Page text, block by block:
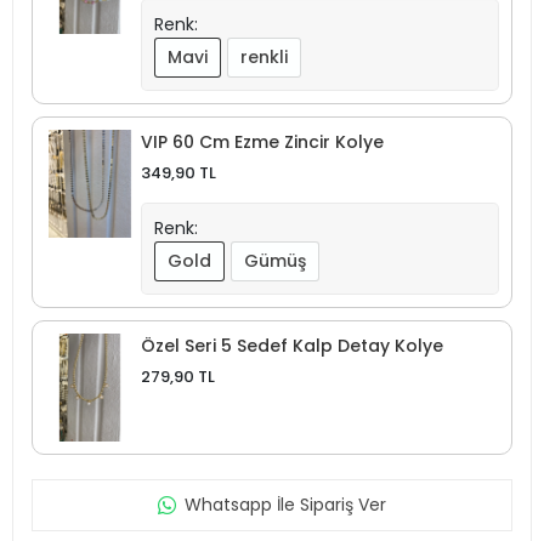
Renk:
Mavi
renkli
VIP 60 Cm Ezme Zincir Kolye
349,90 TL
Renk:
Gold
Gümüş
Özel Seri 5 Sedef Kalp Detay Kolye
279,90 TL
Whatsapp İle Sipariş Ver